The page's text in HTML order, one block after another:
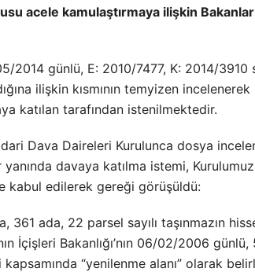
acele kamulaştırmaya ilişkin
2014 günlü, E: 2010/7477, K: 2014/3910
ilişkin kısmının temyizen incelenerek
katılan tarafından istenilmektedir.
Dava Daireleri Kurulunca dosya
yanında davaya katılma istemi,
kabul edilerek gereği görüşüldü:
ada, 22 parsel sayılı taşınmazın
İçişleri Bakanlığı’nın 06/02/2006 günlü,
“yenilenme alanı” olarak